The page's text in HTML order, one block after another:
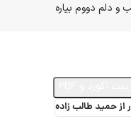
دلم دووم بیاره
از حمید طالب زاده